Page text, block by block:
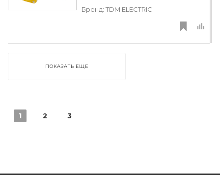
Бренд: TDM ЕLECTRIC
ПОКАЗАТЬ ЕЩЕ
1 2 3